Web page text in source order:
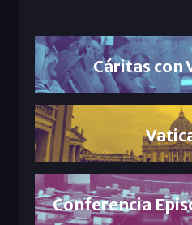
Cáritas con
Conferencia